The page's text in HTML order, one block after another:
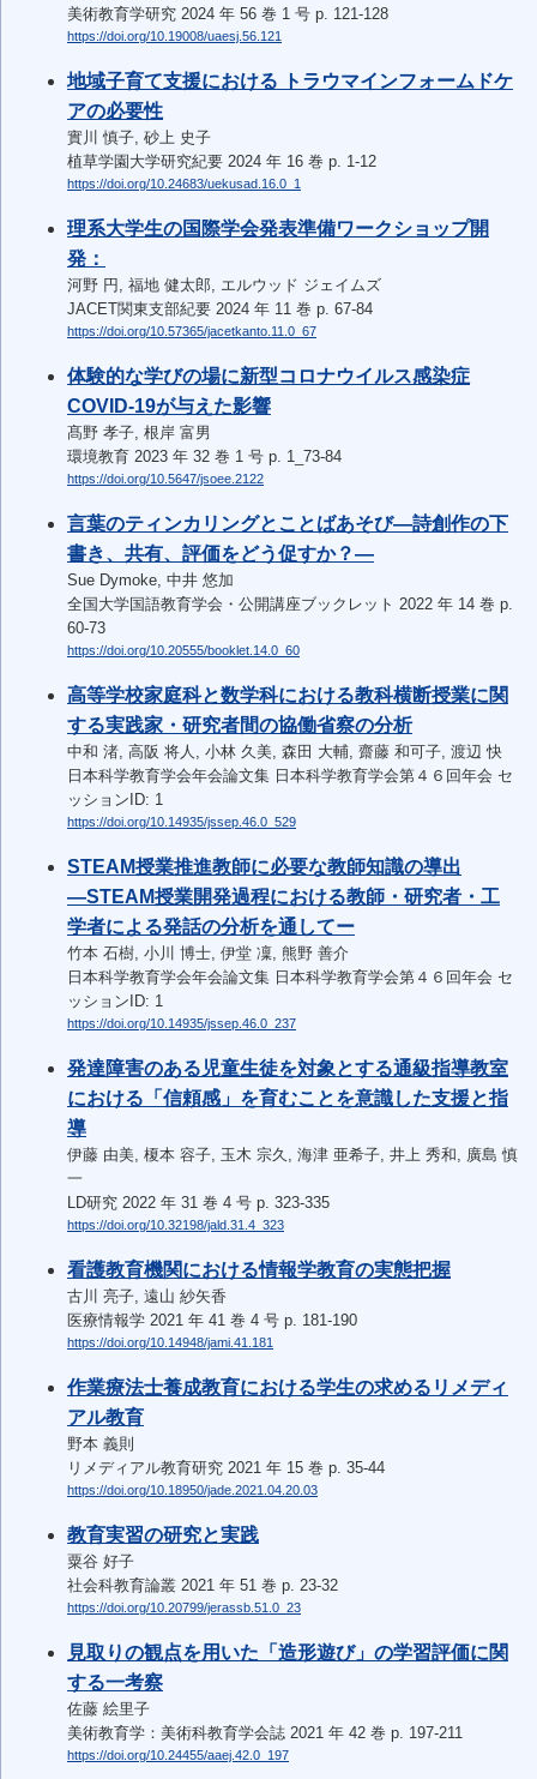
美術教育学研究 2024 年 56 巻 1 号 p. 121-128
https://doi.org/10.19008/uaesj.56.121
地域子育て支援における トラウマインフォームドケ
アの必要性
實川 慎子, 砂上 史子
植草学園大学研究紀要 2024 年 16 巻 p. 1-12
https://doi.org/10.24683/uekusad.16.0_1
理系大学生の国際学会発表準備ワークショップ開
発：
河野 円, 福地 健太郎, エルウッド ジェイムズ
JACET関東支部紀要 2024 年 11 巻 p. 67-84
https://doi.org/10.57365/jacetkanto.11.0_67
体験的な学びの場に新型コロナウイルス感染症
COVID-19が与えた影響
髙野 孝子, 根岸 富男
環境教育 2023 年 32 巻 1 号 p. 1_73-84
https://doi.org/10.5647/jsoee.2122
言葉のティンカリングとことばあそび―詩創作の下
書き、共有、評価をどう促すか？―
Sue Dymoke, 中井 悠加
全国大学国語教育学会・公開講座ブックレット 2022 年 14 巻 p.
60-73
https://doi.org/10.20555/booklet.14.0_60
高等学校家庭科と数学科における教科横断授業に関
する実践家・研究者間の協働省察の分析
中和 渚, 高阪 将人, 小林 久美, 森田 大輔, 齋藤 和可子, 渡辺 快
日本科学教育学会年会論文集 日本科学教育学会第４６回年会 セ
ッションID: 1
https://doi.org/10.14935/jssep.46.0_529
STEAM授業推進教師に必要な教師知識の導出
―STEAM授業開発過程における教師・研究者・工
学者による発話の分析を通してー
竹本 石樹, 小川 博士, 伊堂 凜, 熊野 善介
日本科学教育学会年会論文集 日本科学教育学会第４６回年会 セ
ッションID: 1
https://doi.org/10.14935/jssep.46.0_237
発達障害のある児童生徒を対象とする通級指導教室
における「信頼感」を育むことを意識した支援と指
導
伊藤 由美, 榎本 容子, 玉木 宗久, 海津 亜希子, 井上 秀和, 廣島 慎
一
LD研究 2022 年 31 巻 4 号 p. 323-335
https://doi.org/10.32198/jald.31.4_323
看護教育機関における情報学教育の実態把握
古川 亮子, 遠山 紗矢香
医療情報学 2021 年 41 巻 4 号 p. 181-190
https://doi.org/10.14948/jami.41.181
作業療法士養成教育における学生の求めるリメディ
アル教育
野本 義則
リメディアル教育研究 2021 年 15 巻 p. 35-44
https://doi.org/10.18950/jade.2021.04.20.03
教育実習の研究と実践
粟谷 好子
社会科教育論叢 2021 年 51 巻 p. 23-32
https://doi.org/10.20799/jerassb.51.0_23
見取りの観点を用いた「造形遊び」の学習評価に関
する一考察
佐藤 絵里子
美術教育学：美術科教育学会誌 2021 年 42 巻 p. 197-211
https://doi.org/10.24455/aaej.42.0_197